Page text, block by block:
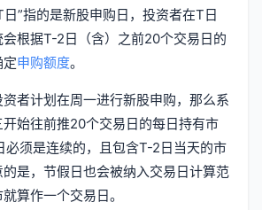
”指的是新股申购日，投资者在T日
根据T-2日（含）之前20个交易日的
定申购额度。
者计划在周一进行新股申购，那么系
始往前推20个交易日的每日持有市
必须是连续的，且包含T-2日当天的市
是，节假日也会被纳入交易日计算范
算作一个交易日。